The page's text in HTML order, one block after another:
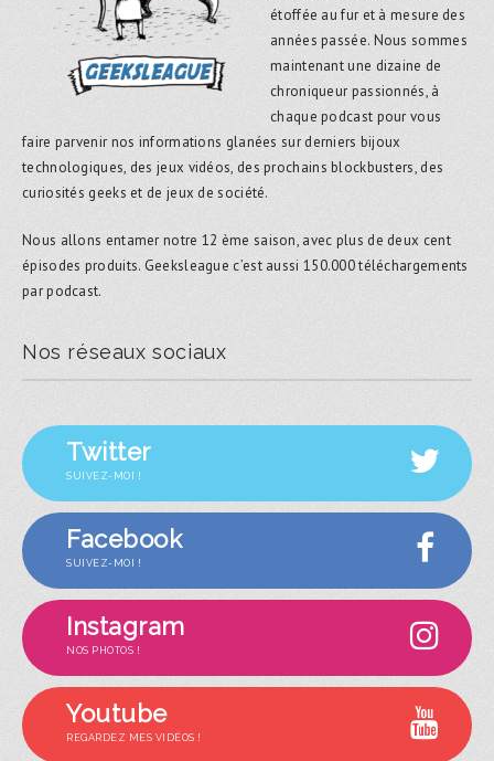
étoffée au fur et à mesure des
années passée. Nous sommes
maintenant une dizaine de
chroniqueur passionnés, à
chaque podcast pour vous
faire parvenir nos informations glanées sur derniers bijoux
technologiques, des jeux vidéos, des prochains blockbusters, des
curiosités geeks et de jeux de société.
Nous allons entamer notre 12 ème saison, avec plus de deux cent
épisodes produits. Geeksleague c’est aussi 150.000 téléchargements
par podcast.
Nos réseaux sociaux
Twitter
SUIVEZ-MOI !
Facebook
SUIVEZ-MOI !
Instagram
NOS PHOTOS !
Youtube
REGARDEZ MES VIDÉOS !